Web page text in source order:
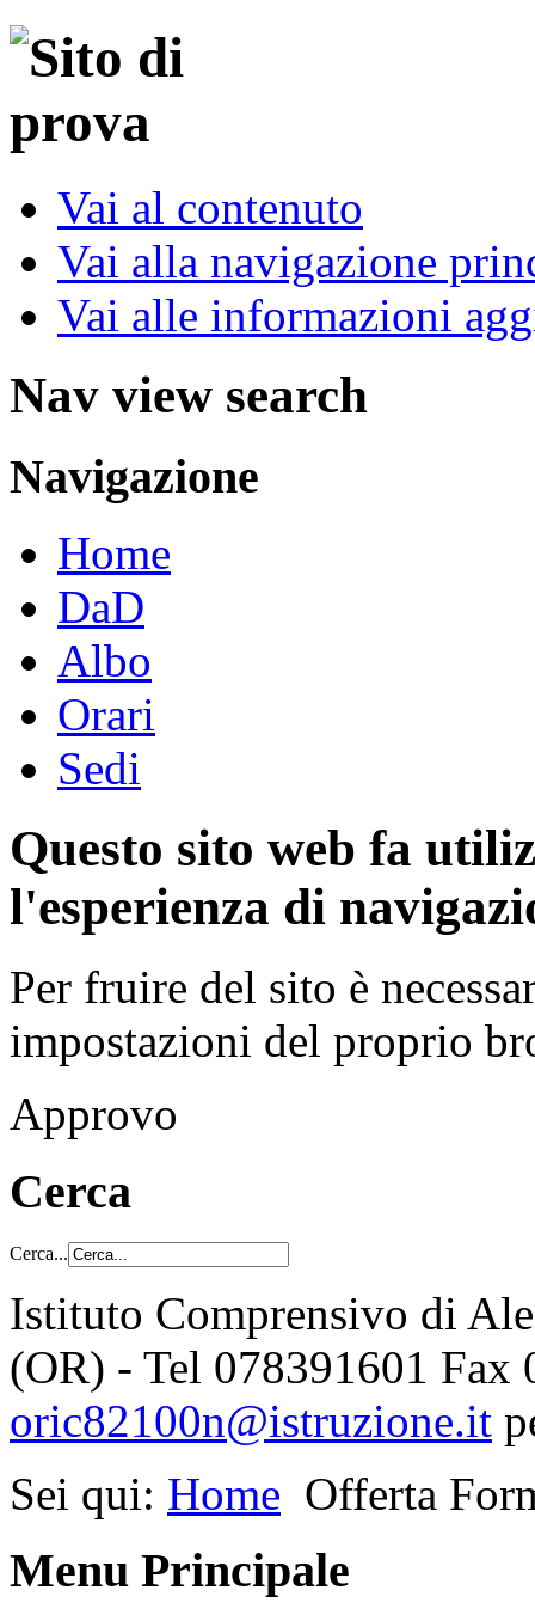
Vai al contenuto
Vai alla navigazione
Vai alle informazioni
Nav view search
Navigazione
Home
DaD
Albo
Orari
Sedi
Questo sito web fa
l'esperienza di
Per fruire del sito è
impostazioni del proprio
Approvo
Cerca
Cerca...
Istituto Comprensivo di
(OR) - Tel 078391601 Fax
oric82100n@istruzione.it
Sei qui: Home Offerta
Menu Principale